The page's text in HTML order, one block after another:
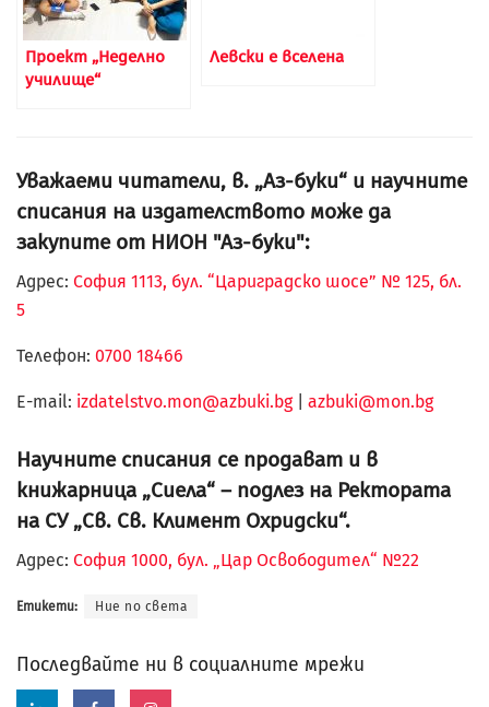
Проект „Неделно
училище“
Левски е вселена
Уважаеми читатели, в. „Аз-буки“ и научните
списания на издателството може да
закупите от НИОН "Аз-буки":
Адрес: София 1113, бул. “Цариградско шосе” № 125, бл.
5
Телефон: 0700 18466
Е-mail: izdatelstvo.mon@azbuki.bg| azbuki@mon.bg
Научните списания се продават и в
книжарница „Сиела“ – подлез на Ректората
на СУ „Св. Св. Климент Охридски“.
Адрес: София 1000, бул. „Цар Освободител“ №22
Етикети: Ние по света
Последвайте ни в социалните мрежи